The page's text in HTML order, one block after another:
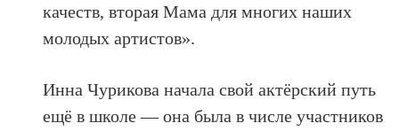
качеств, вторая Мама для многих наших
молодых артистов».
Инна Чурикова начала свой актёрский путь
ещё в школе — она была в числе участников